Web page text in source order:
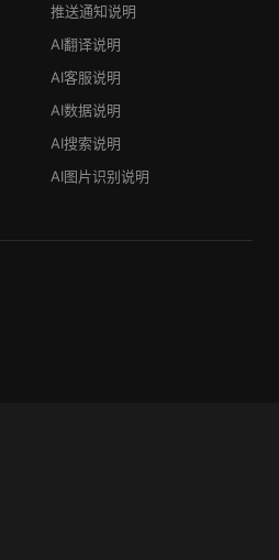
推送通知说明
AI翻译说明
AI客服说明
AI数据说明
AI搜索说明
AI图片识别说明